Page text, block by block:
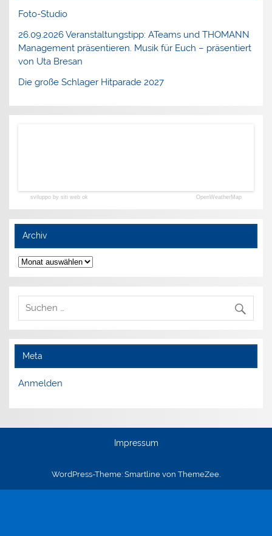
Foto-Studio
26.09.2026 Veranstaltungstipp: ATeams und THOMANN
Management präsentieren. Musik für Euch – präsentiert
von Uta Bresan
Die große Schlager Hitparade 2027
sviluppo by siti web ok OpenWeatherMap
Archiv
Archiv
Meta
Anmelden
Impressum
WordPress-Theme: Smartline von ThemeZee.